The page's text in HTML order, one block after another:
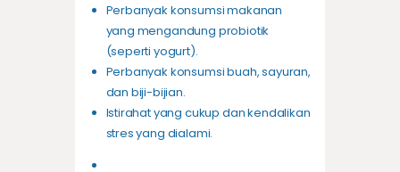
Perbanyak konsumsi makanan
yang mengandung probiotik
(seperti yogurt).
Perbanyak konsumsi buah, sayuran,
dan biji-bijian.
Istirahat yang cukup dan kendalikan
stres yang dialami.